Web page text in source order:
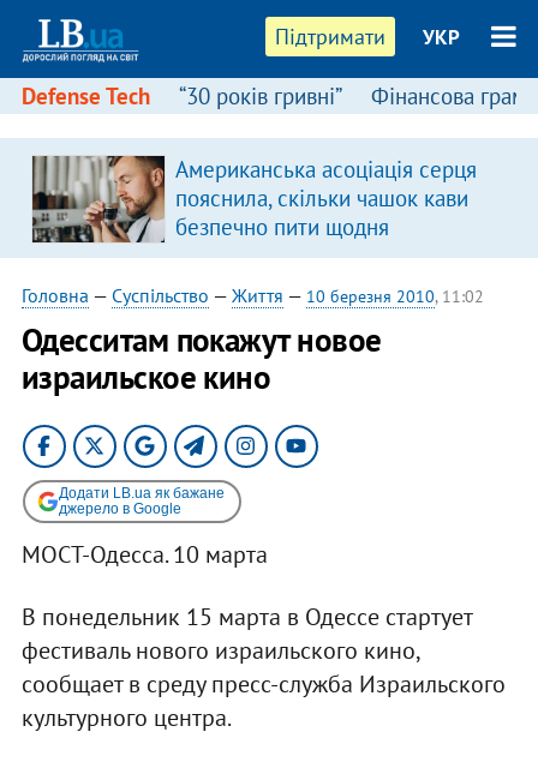
Підтримати УКР
Defense Tech “30 років гривні” Фінансова
Американська асоціація серця
пояснила, скільки чашок кави
безпечно пити щодня
Головна — Суспільство — Життя — 10 березня 2010, 11:02
Одесситам покажут новое
израильское кино
Додати LB.ua як бажане
джерело в Google
МОСТ-Одесса. 10 марта
В понедельник 15 марта в Одессе стартует
фестиваль нового израильского кино,
сообщает в среду пресс-служба Израильского
культурного центра.